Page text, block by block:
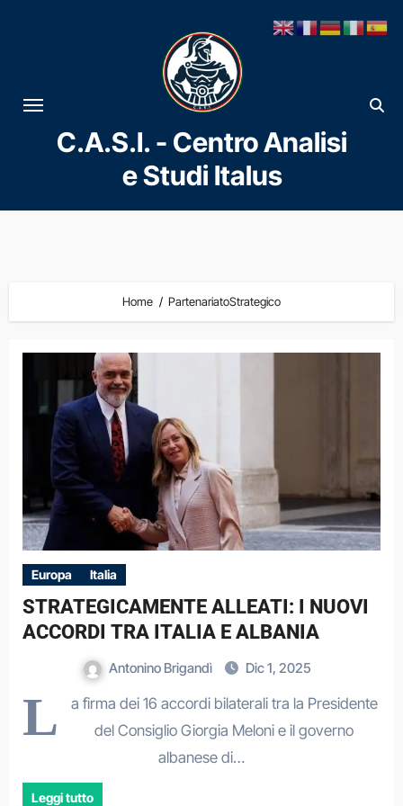
al
contenuto
C.A.S.I. - Centro Analisi
e Studi Italus
Home PartenariatoStrategico
Europa Italia
STRATEGICAMENTE ALLEATI: I NUOVI
ACCORDI TRA ITALIA E ALBANIA
Antonino Brigandì Dic 1, 2025
L
a firma dei 16 accordi bilaterali tra la Presidente
del Consiglio Giorgia Meloni e il governo
albanese di…
Leggi tutto